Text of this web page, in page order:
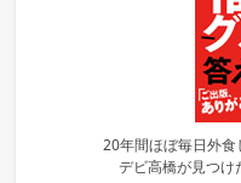
20年間ほぼ毎日外
デビ高橋が見つ